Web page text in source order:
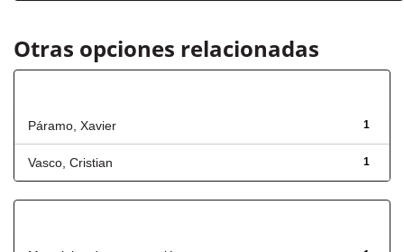
Otras opciones relacionadas
1
Páramo, Xavier
1
Vasco, Cristian